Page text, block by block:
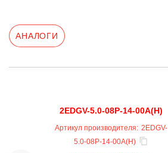
АНАЛОГИ
2EDGV-5.0-08P-14-00A(H)
Артикул производителя: 2EDGV-
5.0-08P-14-00A(H)